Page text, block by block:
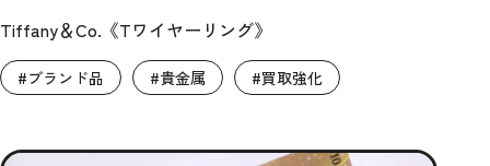
Tiffany＆Co.《Tワイヤーリング》
#ブランド品 #貴金属 #買取強化